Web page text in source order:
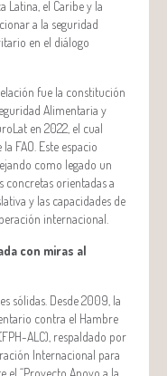
Latina, el Caribe y la
a la seguridad
en el diálogo
fue la constitución
Alimentaria y
en 2022, el cual
FAO. Este espacio
como legado un
orientadas a
y las capacidades de
internacional.
con miras al
sólidas. Desde 2009, la
contra el Hambre
ALC), respaldado por
Internacional para
el “Proyecto Apoyo a la